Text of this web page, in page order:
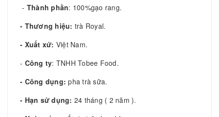
- Thành phần: 100%gạo rang.
- Thương hiệu: trà Royal.
- Xuất xứ: Việt Nam.
- Công ty: TNHH Tobee Food.
- Công dụng: pha trà sữa.
- Hạn sử dụng: 24 tháng ( 2 năm ).